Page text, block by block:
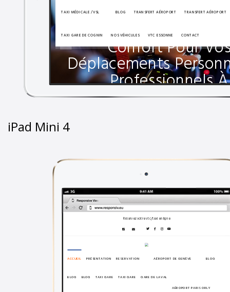
iPad Mini 4